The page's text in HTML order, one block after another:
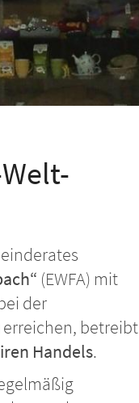
(EWFA) mit
der
betreibt
Handels.